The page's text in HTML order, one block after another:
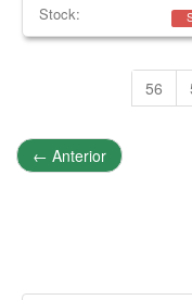
Stock:
56
← Anterior